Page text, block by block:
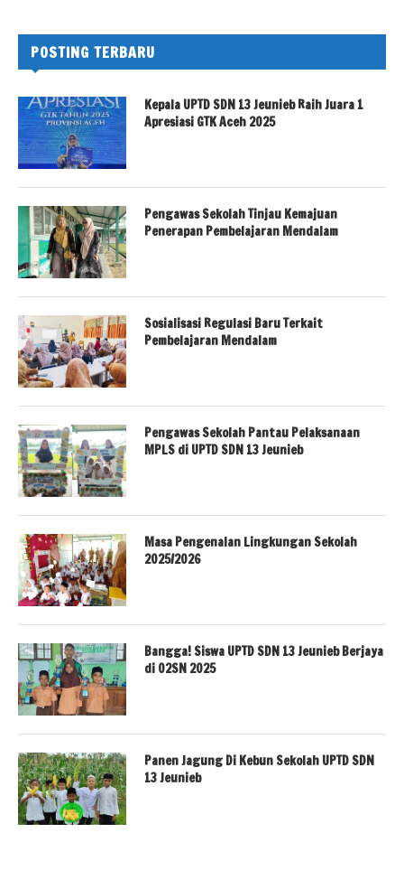
POSTING TERBARU
Kepala UPTD SDN 13 Jeunieb Raih Juara 1
Apresiasi GTK Aceh 2025
Pengawas Sekolah Tinjau Kemajuan
Penerapan Pembelajaran Mendalam
Sosialisasi Regulasi Baru Terkait
Pembelajaran Mendalam
Pengawas Sekolah Pantau Pelaksanaan
MPLS di UPTD SDN 13 Jeunieb
Masa Pengenalan Lingkungan Sekolah
2025/2026
Bangga! Siswa UPTD SDN 13 Jeunieb Berjaya
di O2SN 2025
Panen Jagung Di Kebun Sekolah UPTD SDN
13 Jeunieb